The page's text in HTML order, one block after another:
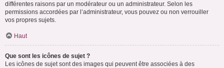
différentes raisons par un modérateur ou un administrateur. Selon les
permissions accordées par l’administrateur, vous pouvez ou non verrouiller
vos propres sujets.
Haut
Que sont les icônes de sujet ?
Les icônes de sujet sont des images qui peuvent être associées à des